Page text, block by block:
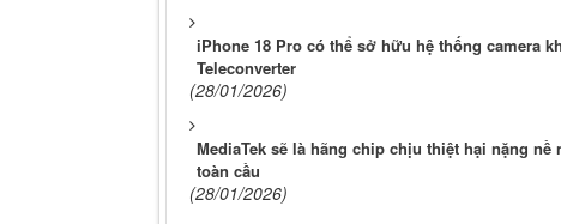
iPhone 18 Pro có thể sở hữu hệ thống camera
Teleconverter
(28/01/2026)
MediaTek sẽ là hãng chip chịu thiệt hại nặng
toàn cầu
(28/01/2026)